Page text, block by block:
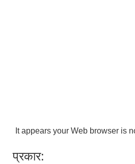
It appears your Web browser is
प्रकार: